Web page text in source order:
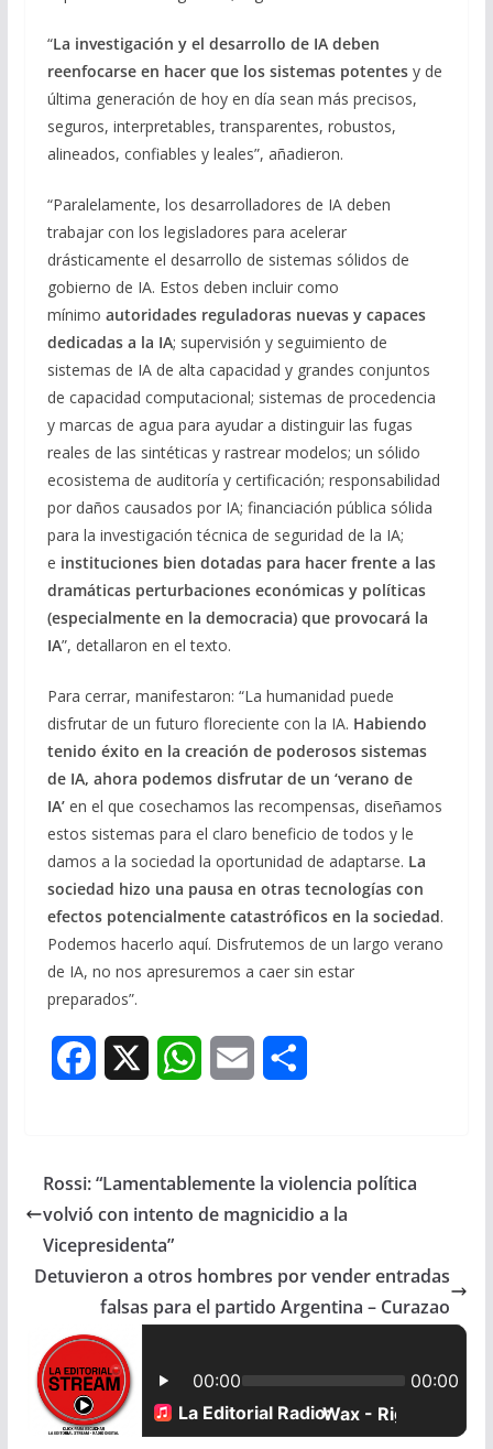
“La investigación y el desarrollo de IA deben
reenfocarse en hacer que los sistemas potentesy de
última generación de hoy en día sean más precisos,
seguros, interpretables, transparentes, robustos,
alineados, confiables y leales”, añadieron.
“Paralelamente, los desarrolladores de IA deben
trabajar con los legisladores para acelerar
drásticamente el desarrollo de sistemas sólidos de
gobierno de IA. Estos deben incluir como
mínimo autoridades reguladoras nuevas y capaces
dedicadas a la IA; supervisión y seguimiento de
sistemas de IA de alta capacidad y grandes conjuntos
de capacidad computacional; sistemas de procedencia
y marcas de agua para ayudar a distinguir las fugas
reales de las sintéticas y rastrear modelos; un sólido
ecosistema de auditoría y certificación; responsabilidad
por daños causados por IA; financiación pública sólida
para la investigación técnica de seguridad de la IA;
e instituciones bien dotadas para hacer frente a las
dramáticas perturbaciones económicas y políticas
(especialmente en la democracia) que provocará la
IA”, detallaron en el texto.
Para cerrar, manifestaron: “La humanidad puede
disfrutar de un futuro floreciente con la IA. Habiendo
tenido éxito en la creación de poderosos sistemas
de IA, ahora podemos disfrutar de un ‘verano de
IA’ en el que cosechamos las recompensas, diseñamos
estos sistemas para el claro beneficio de todos y le
damos a la sociedad la oportunidad de adaptarse. La
sociedad hizo una pausa en otras tecnologías con
efectos potencialmente catastróficos en la sociedad.
Podemos hacerlo aquí. Disfrutemos de un largo verano
de IA, no nos apresuremos a caer sin estar
preparados”.
e
o
k
W
t
A
p
i
r
Rossi: “Lamentablemente la violencia política
volvió con intento de magnicidio a la
Vicepresidenta”
Detuvieron a otros hombres por vender entradas
falsas para el partido Argentina – Curazao